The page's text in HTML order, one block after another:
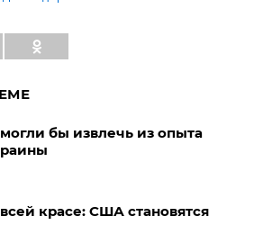
бы извлечь из опыта
красе: США становятся